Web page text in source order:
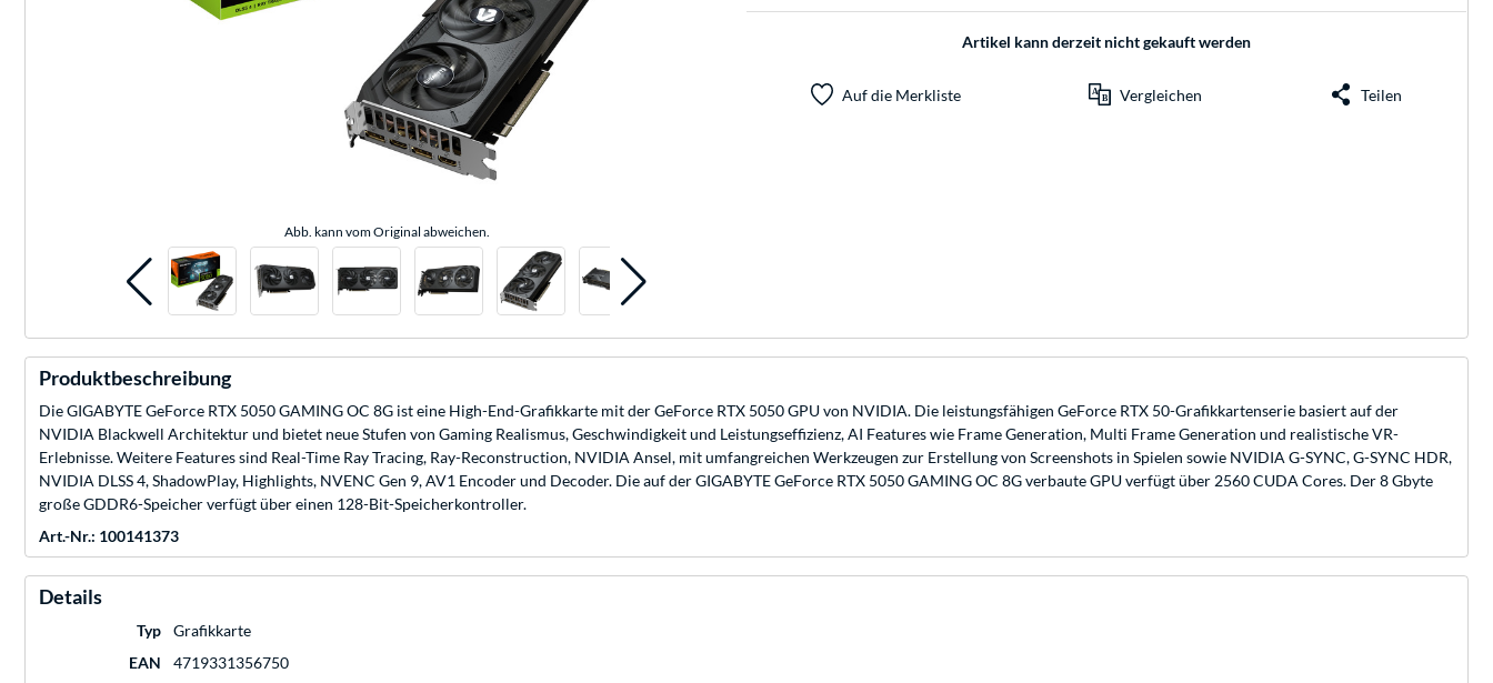
Abb. kann vom Original abweichen.
Artikel kann derzeit nicht gekauft werden
Auf die Merkliste Vergleichen Teilen
Produktbeschreibung
Die GIGABYTE GeForce RTX 5050 GAMING OC 8G ist eine High-End-Grafikkarte mit der GeForce RTX 5050 GPU von NVIDIA. Die leistungsfähigen GeForce RTX 50-Grafikkartenserie basiert auf der
NVIDIA Blackwell Architektur und bietet neue Stufen von Gaming Realismus, Geschwindigkeit und Leistungseffizienz, AI Features wie Frame Generation, Multi Frame Generation und realistische VR-
Erlebnisse. Weitere Features sind Real-Time Ray Tracing, Ray-Reconstruction, NVIDIA Ansel, mit umfangreichen Werkzeugen zur Erstellung von Screenshots in Spielen sowie NVIDIA G-SYNC, G-SYNC HDR,
NVIDIA DLSS 4, ShadowPlay, Highlights, NVENC Gen 9, AV1 Encoder und Decoder. Die auf der GIGABYTE GeForce RTX 5050 GAMING OC 8G verbaute GPU verfügt über 2560 CUDA Cores. Der 8 Gbyte
große GDDR6-Speicher verfügt über einen 128-Bit-Speicherkontroller.
Art.-Nr.: 100141373
Details
Typ
Grafikkarte
EAN
4719331356750